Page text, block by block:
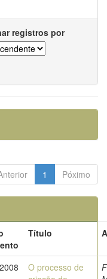
registros por
1 Póximo
Título
2008
O processo de